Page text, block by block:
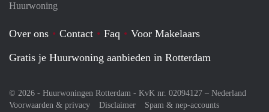
Huurwoning
Over ons Contact Faq
Voor Makelaars
Gratis je Huurwoning aanbieden in Rotterdam
© 2026 - Huurwoningen Rotterdam - KvK nr. 02094127 – Nederland
Voorwaarden & privacy
Disclaimer
Spam & nep-accounts